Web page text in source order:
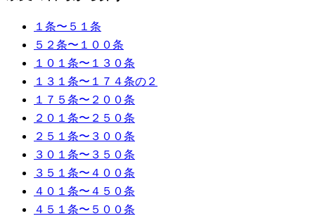
１条〜５１条
５２条〜１００条
１０１条〜１３０条
１３１条〜１７４条の２
１７５条〜２００条
２０１条〜２５０条
２５１条〜３００条
３０１条〜３５０条
３５１条〜４００条
４０１条〜４５０条
４５１条〜５００条